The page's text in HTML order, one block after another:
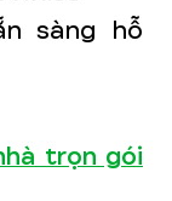
sàng hỗ
trọn gói